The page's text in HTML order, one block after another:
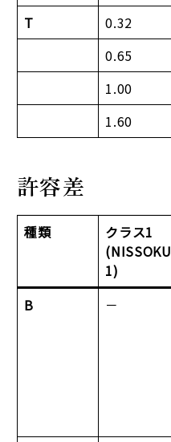
T
0.32
0.65
1.00
1.60
許容差
種類
クラス1
(NISSOKU
1)
B
－